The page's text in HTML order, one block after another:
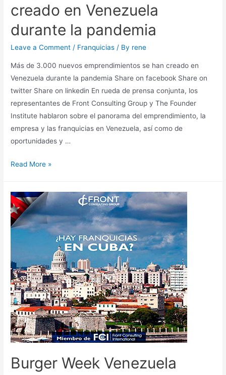
creado en Venezuela
durante la pandemia
Leave a Comment / Franquicias / By rene
Más de 3.000 nuevos emprendimientos se han creado en
Venezuela durante la pandemia Share on facebook Share on
twitter Share on linkedin En rueda de prensa conjunta, los
representantes de Front Consulting Group y The Founder
Institute hablaron sobre el panorama del emprendimiento, la
empresa y las franquicias en Venezuela, así como de
oportunidades y …
Read More »
Burger Week Venezuela